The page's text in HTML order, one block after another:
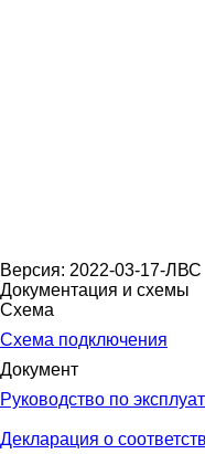
Версия: 2022-03-17-ЛВС
Документация и схемы
Схема
Схема подключения
Документ
Руководство по
Декларация о